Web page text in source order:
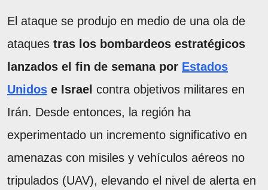
El ataque se produjo en medio de una ola de
ataques tras los bombardeos estratégicos
lanzados el fin de semana por Estados
Unidos e Israel contra objetivos militares en
Irán. Desde entonces, la región ha
experimentado un incremento significativo en
amenazas con misiles y vehículos aéreos no
tripulados (UAV), elevando el nivel de alerta en